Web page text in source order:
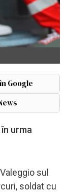
Google
urma
sul
soldat cu